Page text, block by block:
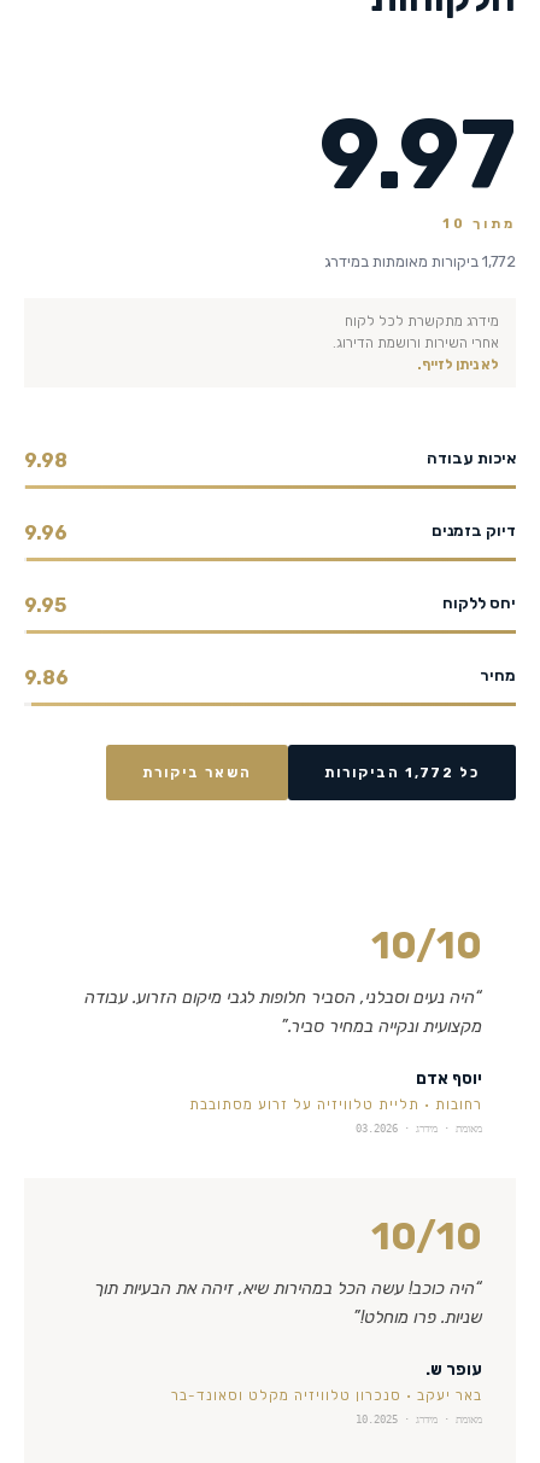
9.97
מתוך 10
1,772 ביקורות מאומתות במידרג
מידרג מתקשרת לכל לקוח
אחרי השירות ורושמת הדירוג.
לא ניתן לזייף.
איכות עבודה 9.98
דיוק בזמנים 9.96
יחס ללקוח 9.95
מחיר 9.86
כל 1,772 הביקורות השאר ביקורת
10/10
“היה נעים וסבלני, הסביר חלופות לגבי מיקום הזרוע. עבודה
מקצועית ונקייה במחיר סביר.”
יוסף אדם
רחובות · תליית טלוויזיה על זרוע מסתובבת
מאומת · מידרג · 03.2026
10/10
“היה כוכב! עשה הכל במהירות שיא, זיהה את הבעיות תוך
שניות. פרו מוחלט!”
עופר ש.
באר יעקב · סנכרון טלוויזיה מקלט וסאונד-בר
מאומת · מידרג · 10.2025